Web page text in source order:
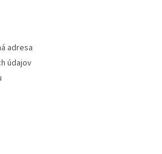
v
ý
p
adresa
údajov